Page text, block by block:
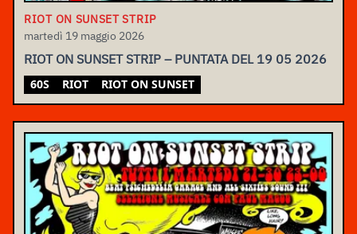
RIOT ON SUNSET STRIP
martedì 19 maggio 2026
RIOT ON SUNSET STRIP – PUNTATA DEL 19 05 2026
60S RIOT RIOT ON SUNSET